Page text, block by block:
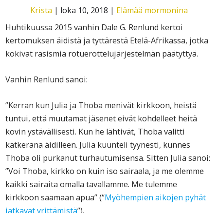
Krista | loka 10, 2018 | Elämää mormonina
Huhtikuussa 2015 vanhin Dale G. Renlund kertoi
kertomuksen äidistä ja tyttärestä Etelä-Afrikassa, jotka
kokivat rasismia rotuerottelujärjestelmän päätyttyä.
Vanhin Renlund sanoi:
”Kerran kun Julia ja Thoba menivät kirkkoon, heistä
tuntui, että muutamat jäsenet eivät kohdelleet heitä
kovin ystävällisesti. Kun he lähtivät, Thoba valitti
katkerana äidilleen. Julia kuunteli tyynesti, kunnes
Thoba oli purkanut turhautumisensa. Sitten Julia sanoi:
”Voi Thoba, kirkko on kuin iso sairaala, ja me olemme
kaikki sairaita omalla tavallamme. Me tulemme
kirkkoon saamaan apua” (“Myöhempien aikojen pyhät
jatkavat yrittämistä”).